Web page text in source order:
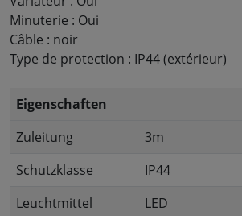
Minuterie : Oui
Câble : noir
Type de protection : IP44 (extérieur)
Eigenschaften
Zuleitung
3m
Schutzklasse
IP44
Leuchtmittel
LED